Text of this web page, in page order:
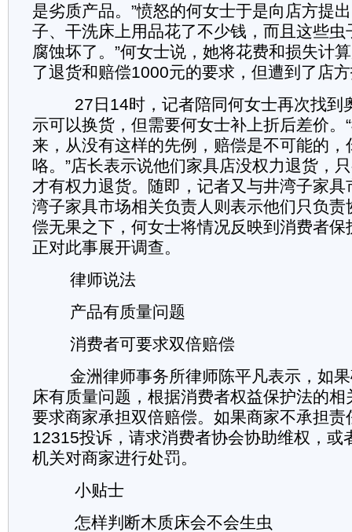
是劣质产品。”愤怒的何女士于是向店方提
子、干洗床上用品花了不少钱，而且这些
腐蚀坏了。”何女士说，她将花费和损失计
了退货和赔偿1000元的要求，但遭到了店
27日14时，记者陪同何女士再次找到
示可以换货，但需要何女士补上折后差价。
来，从没有这样的先例，赔偿是不可能的，
咯。”店长表示说他们家具店没权力退货，
才有权力退货。随即，记者又与井湾子家
湾子家具市场相关负责人则表示他们只负
偿无果之下，何女士将情况反映到消费者
正对此事展开调查。
律师说法
产品有质量问题
消费者可要求双倍赔偿
金洲律师事务所律师陈平凡表示，如果
床有质量问题，根据消费者权益保护法的
要求商家承担双倍赔偿。如果商家不承担责
12315投诉，请求消费者协会协助维权，或
机关对商家进行处罚。
小贴士
怎样判断木质床会不会生虫